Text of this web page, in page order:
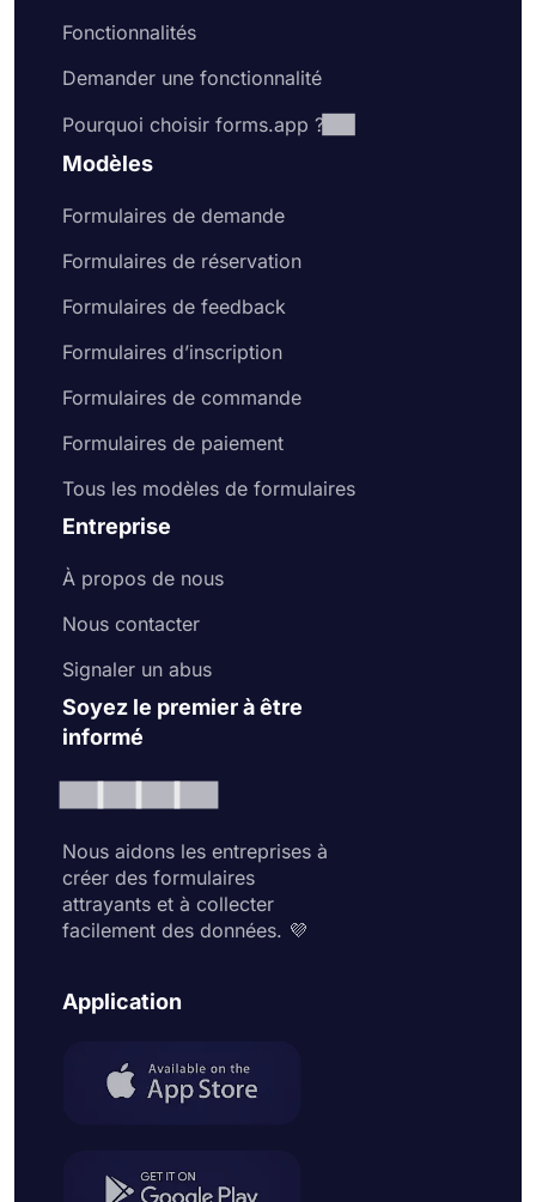
Fonctionnalités
Demander une fonctionnalité
Pourquoi choisir forms.app ?
Modèles
Formulaires de demande
Formulaires de réservation
Formulaires de feedback
Formulaires d’inscription
Formulaires de commande
Formulaires de paiement
Tous les modèles de formulaires
Entreprise
À propos de nous
Nous contacter
Signaler un abus
Soyez le premier à être
informé
Nous aidons les entreprises à
créer des formulaires
attrayants et à collecter
facilement des données. 💜
Application